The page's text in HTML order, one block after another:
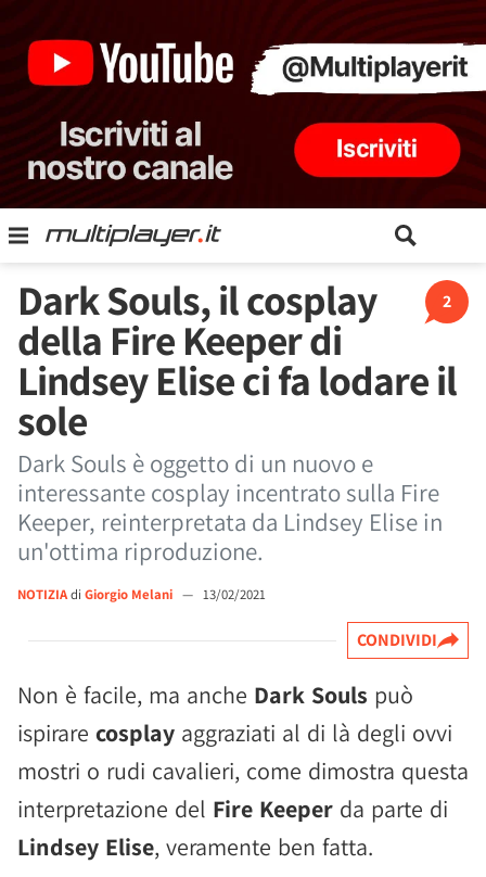
2
Dark Souls, il cosplay
della Fire Keeper di
Lindsey Elise ci fa lodare il
sole
Dark Souls è oggetto di un nuovo e
interessante cosplay incentrato sulla Fire
Keeper, reinterpretata da Lindsey Elise in
un'ottima riproduzione.
NOTIZIAdi Giorgio Melani — 13/02/2021
CONDIVIDI
Non è facile, ma anche Dark Souls può
ispirare cosplay aggraziati al di là degli ovvi
mostri o rudi cavalieri, come dimostra questa
interpretazione del Fire Keeper da parte di
Lindsey Elise, veramente ben fatta.